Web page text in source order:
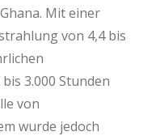
Mit einer
von 4,4 bis
3.000 Stunden
von
wurde jedoch